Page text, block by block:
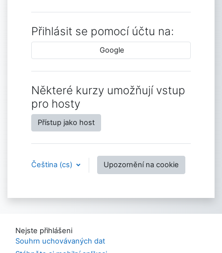
Přihlásit se pomocí účtu na:
Google
Některé kurzy umožňují vstup
pro hosty
Přístup jako host
Čeština ‎(cs)‎ Upozornění na cookie
Nejste přihlášeni
Souhrn uchovávaných dat